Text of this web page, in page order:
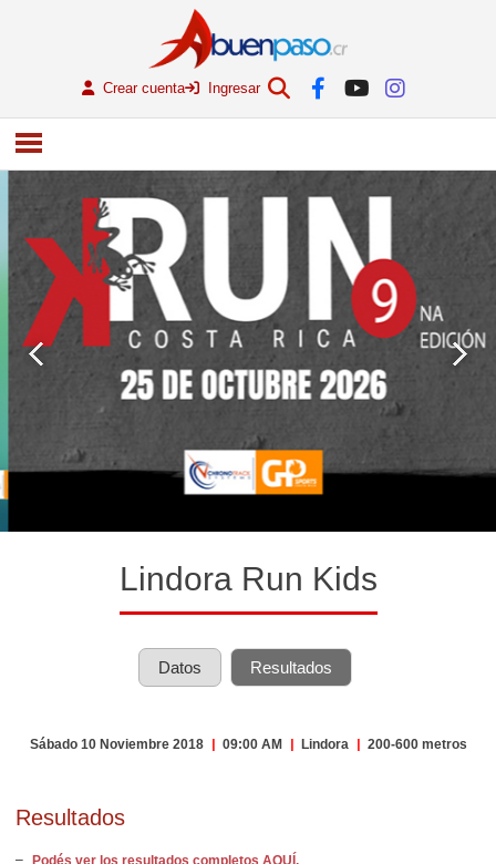
Crear cuenta Ingresar
Lindora Run Kids
Datos Resultados
Sábado 10 Noviembre 2018 | 09:00 AM | Lindora | 200-600 metros
Resultados
Podés ver los resultados completos AQUÍ.